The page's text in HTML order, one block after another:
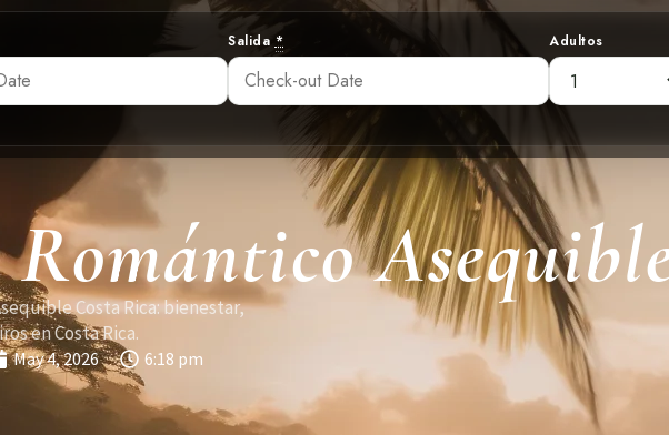
Salida * Adultos
Costa Rica: bienestar,
en Costa Rica.
May 4, 2026 6:18 pm